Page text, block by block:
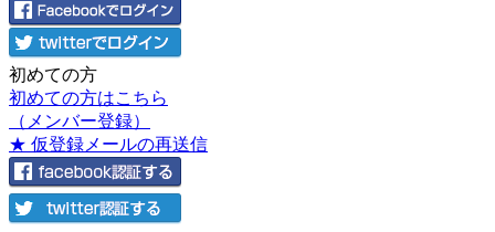
初めての方
初めての方はこちら
（メンバー登録）
★ 仮登録メールの再送信